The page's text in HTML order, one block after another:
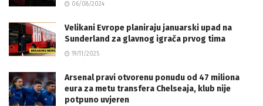
06/08/2024
Velikani Evrope planiraju januarski upad na
Sunderland za glavnog igrača prvog tima
19/11/2025
Arsenal pravi otvorenu ponudu od 47 miliona
eura za metu transfera Chelseaja, klub nije
potpuno uvjeren